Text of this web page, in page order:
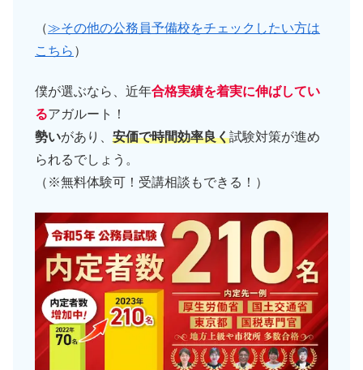
（≫その他の公務員予備校をチェックしたい方は
こちら ）
僕が選ぶなら、近年合格実績を着実に伸ばしてい
るアガルート！
勢いがあり、 安価で時間効率良く試験対策が進め
られるでしょう。
（※無料体験可！受講相談もできる！）